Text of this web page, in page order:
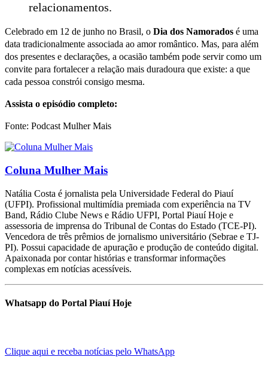
relacionamentos.
Celebrado em 12 de junho no Brasil, o Dia dos Namorados é uma
data tradicionalmente associada ao amor romântico. Mas, para além
dos presentes e declarações, a ocasião também pode servir como um
convite para fortalecer a relação mais duradoura que existe: a que
cada pessoa constrói consigo mesma.
Assista o episódio completo:
Fonte: Podcast Mulher Mais
Coluna Mulher Mais
Natália Costa é jornalista pela Universidade Federal do Piauí
(UFPI). Profissional multimídia premiada com experiência na TV
Band, Rádio Clube News e Rádio UFPI, Portal Piauí Hoje e
assessoria de imprensa do Tribunal de Contas do Estado (TCE-PI).
Vencedora de três prêmios de jornalismo universitário (Sebrae e TJ-
PI). Possui capacidade de apuração e produção de conteúdo digital.
Apaixonada por contar histórias e transformar informações
complexas em notícias acessíveis.
Whatsapp do Portal Piauí Hoje
Clique aqui e receba notícias pelo WhatsApp